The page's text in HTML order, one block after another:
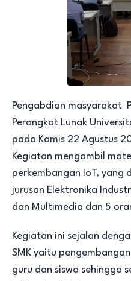
Pengabdian masyarakat
Perangkat Lunak
pada Kamis 22 Agustus
Kegiatan mengambil
perkembangan IoT, yang
jurusan Elektronika
dan Multimedia dan 5
Kegiatan ini sejalan
SMK yaitu
guru dan siswa sehingga